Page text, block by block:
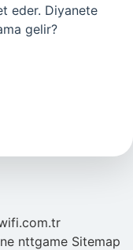
eder. Diyanete
gelir?
nttgame Sitemap